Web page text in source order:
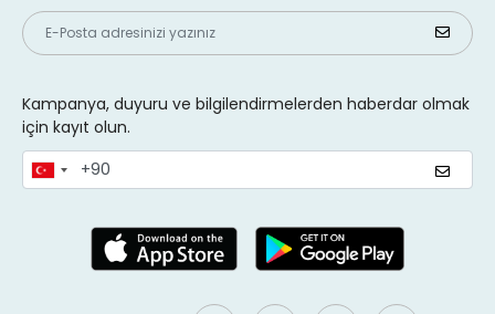
Kampanya, duyuru ve bilgilendirmelerden haberdar olmak
için kayıt olun.